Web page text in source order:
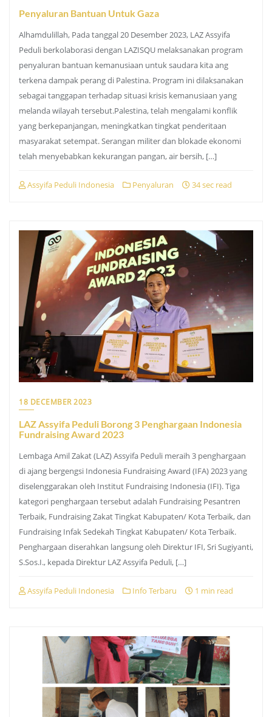
Penyaluran Bantuan Untuk Gaza
Alhamdulillah, Pada tanggal 20 Desember 2023, LAZ Assyifa
Peduli berkolaborasi dengan LAZISQU melaksanakan program
penyaluran bantuan kemanusiaan untuk saudara kita ang
terkena dampak perang di Palestina. Program ini dilaksanakan
sebagai tanggapan terhadap situasi krisis kemanusiaan yang
melanda wilayah tersebut.Palestina, telah mengalami konflik
yang berkepanjangan, meningkatkan tingkat penderitaan
masyarakat setempat. Serangan militer dan blokade ekonomi
telah menyebabkan kekurangan pangan, air bersih, […]
Assyifa Peduli Indonesia Penyaluran 34 sec read
18 DECEMBER 2023
LAZ Assyifa Peduli Borong 3 Penghargaan Indonesia
Fundraising Award 2023
Lembaga Amil Zakat (LAZ) Assyifa Peduli meraih 3 penghargaan
di ajang bergengsi Indonesia Fundraising Award (IFA) 2023 yang
diselenggarakan oleh Institut Fundraising Indonesia (IFI). Tiga
kategori penghargaan tersebut adalah Fundraising Pesantren
Terbaik, Fundraising Zakat Tingkat Kabupaten/ Kota Terbaik, dan
Fundraising Infak Sedekah Tingkat Kabupaten/ Kota Terbaik.
Penghargaan diserahkan langsung oleh Direktur IFI, Sri Sugiyanti,
S.Sos.I., kepada Direktur LAZ Assyifa Peduli, […]
Assyifa Peduli Indonesia Info Terbaru 1 min read